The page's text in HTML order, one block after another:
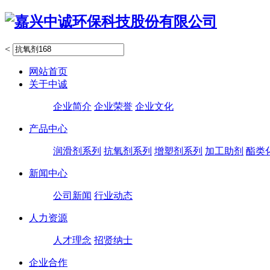
<
网站首页
关于中诚
企业简介 企业荣誉 企业文化
产品中心
润滑剂系列 抗氧剂系列 增塑剂系列 加工助剂 酯类
新闻中心
公司新闻 行业动态
人力资源
人才理念 招贤纳士
企业合作